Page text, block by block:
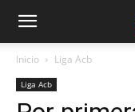
Inicio Liga Acb
Liga Acb